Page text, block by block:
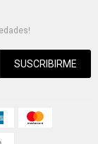
SUSCRIBIRME